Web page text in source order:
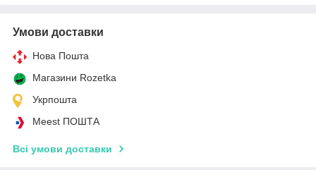
Умови доставки
Нова Пошта
Магазини Rozetka
Укрпошта
Meest ПОШТА
Всі умови доставки